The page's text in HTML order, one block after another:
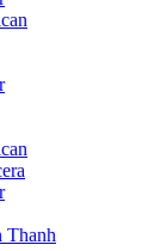
Thanh